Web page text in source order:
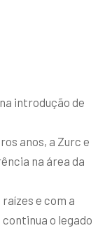
introdução de
anos, a Zurc e
na área da
e com a
o legado